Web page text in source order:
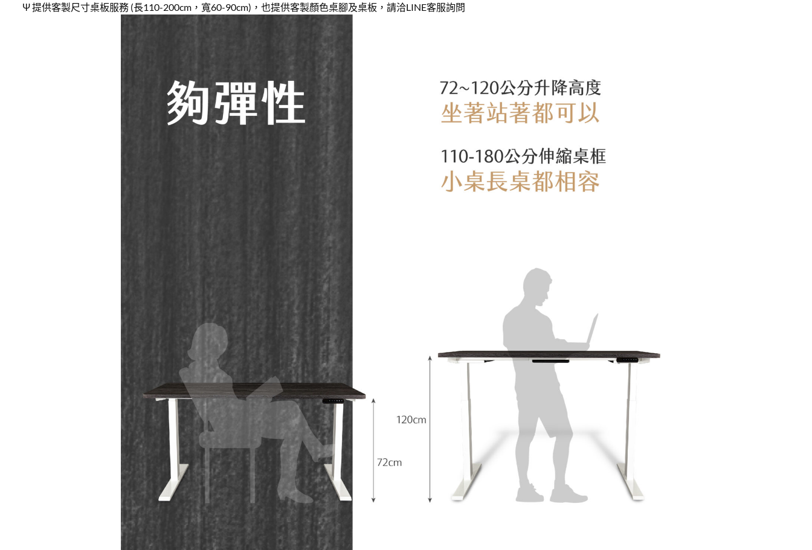
Ψ 提供客製尺寸桌板服務 (長110-200cm，寬60-90cm)，也提供客製顏色桌腳及桌板，請洽LINE客服詢問